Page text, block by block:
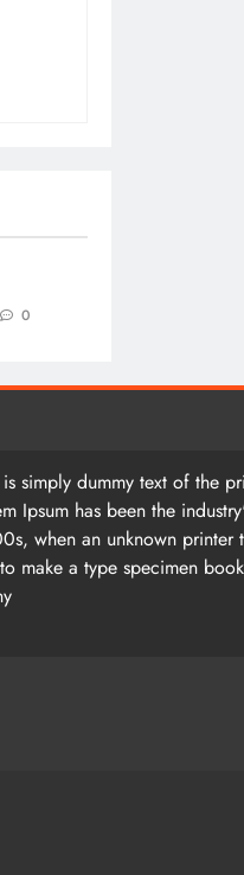
0
simply dummy text of the
Ipsum has been the
when an unknown
make a type specimen